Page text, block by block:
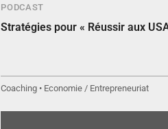
▶︎ Écouter
PODCAST
Stratégies pour « Réussir aux
Coaching • Economie / Entrepreneuriat